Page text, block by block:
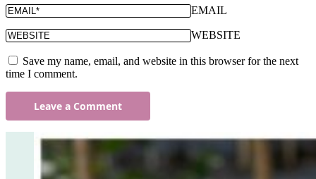
EMAIL
WEBSITE
Save my name, email, and website in this browser for the next
time I comment.